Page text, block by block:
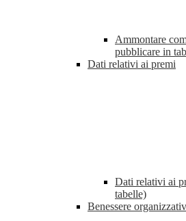
Ammontare
pubblicare in
Dati relativi ai premi
Dati relativi ai
tabelle)
Benessere